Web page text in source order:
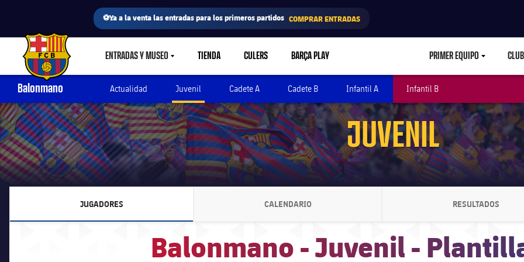
⚽Ya a la venta las entradas para los primeros partidos COMPRAR ENTRADAS
FC Barcelona club badge ENTRADAS Y MUSEOLABEL.SHARE.CARETDOWN
TIENDA CULERS BARÇA PLAY PRIMER EQUIPO CLUB
Balonmano Actualidad Juvenil Cadete A Cadete B Infantil A Infantil B
JUVENIL
JUGADORES
LABEL.ARIA.CHEVRONRIGHT
CALENDARIO
LABEL.ARIA.CHEVRONRIGHT
RESULTADOS
Balonmano - Juvenil -